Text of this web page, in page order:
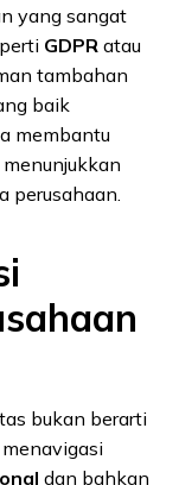
yang sangat
GDPRatau
tambahan
baik
membantu
perusahaan.
bukan berarti
dan bahkan